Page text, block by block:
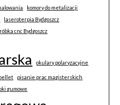
komory do metalizacji
laseroterpia Bydgoszcz
cnc Bydgoszcz
okulary polaryzacyjne
pisanie prac magisterskich
gumowe